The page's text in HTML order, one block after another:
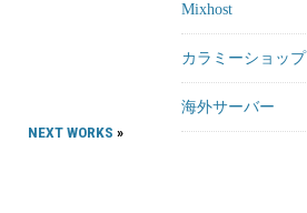
NEXT WORKS »
Mixhost
カラミーショップ
海外サーバー